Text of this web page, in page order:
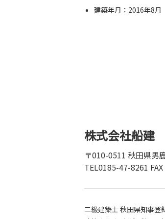
建築年月：2016年8月
株式会社船建
〒010-0511 秋田県男
TEL0185-47-8261
二級建築士 秋田県知事登